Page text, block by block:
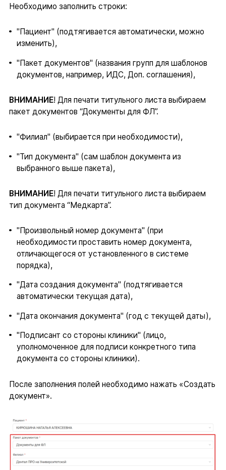
Необходимо заполнить строки:
"Пациент" (подтягивается автоматически, можно
изменить),
"Пакет документов" (названия групп для шаблонов
документов, например, ИДС, Доп. соглашения),
ВНИМАНИЕ! Для печати титульного листа выбираем
пакет документов “Документы для ФЛ”.
"Филиал" (выбирается при необходимости),
"Тип документа" (сам шаблон документа из
выбранного выше пакета),
ВНИМАНИЕ! Для печати титульного листа выбираем
тип документа “Медкарта”.
"Произвольный номер документа" (при
необходимости проставить номер документа,
отличающегося от установленного в системе
порядка),
"Дата создания документа" (подтягивается
автоматически текущая дата),
"Дата окончания документа" (год с текущей даты),
"Подписант со стороны клиники" (лицо,
уполномоченное для подписи конкретного типа
документа со стороны клиники).
После заполнения полей необходимо нажать «Создать
документ».